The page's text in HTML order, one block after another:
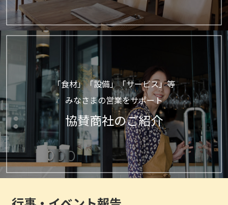
「食材」「設備」「サービス」等
みなさまの営業をサポート
協賛商社のご紹介